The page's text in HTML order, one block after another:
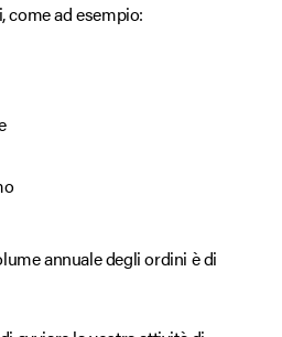
come ad esempio:
annuale degli ordini è di